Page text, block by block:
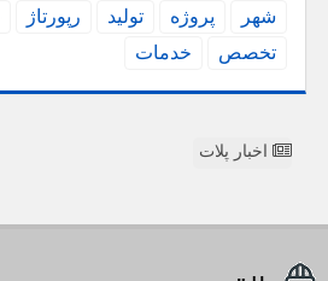
شهر پروژه تولید رپورتاژ
تخصص
خدمات
اخبار پلات